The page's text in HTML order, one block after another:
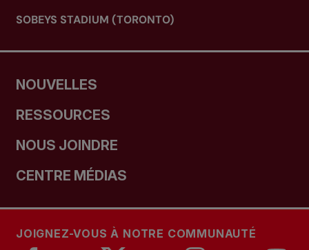
SOBEYS STADIUM (TORONTO)
NOUVELLES
RESSOURCES
NOUS JOINDRE
CENTRE MÉDIAS
JOIGNEZ-VOUS À NOTRE COMMUNAUTÉ